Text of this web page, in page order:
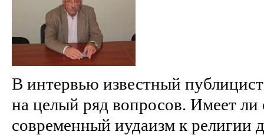
В интервью известный
на целый ряд вопросов. Имеет
современный иудаизм к религии